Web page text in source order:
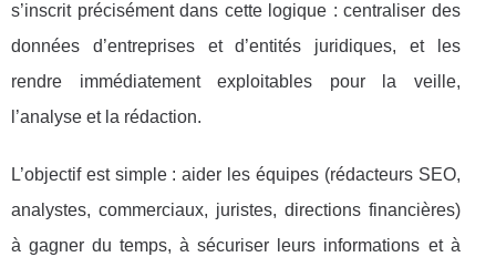
s’inscrit précisément dans cette logique : centraliser des
données d’entreprises et d’entités juridiques, et les
rendre immédiatement exploitables pour la veille,
l’analyse et la rédaction.
L’objectif est simple : aider les équipes (rédacteurs SEO,
analystes, commerciaux, juristes, directions financières)
à gagner du temps, à sécuriser leurs informations et à